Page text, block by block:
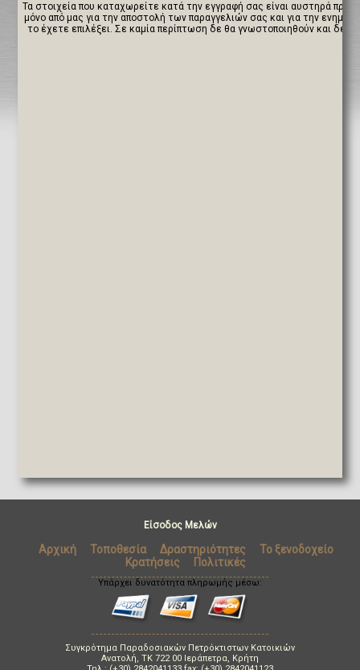
Τα στοιχεία που καταχωρείτε κατά την εγγραφή σας είναι αυστηρά
μόνο από μας για την αποστολή των παραγγελιών σας και για την
το έχετε επιλέξει. Σε καμία περίπτωση δε θα γνωστοποιηθούν και δεν
Είσοδος Μελών
Αρχική Τοποθεσία Δραστηριότητες
Το ξενοδοχείο
Κρατήσεις
Πολιτικές
Υπάρχει δυνατότητα πληρωμής μέσω:
Συγκρότημα Παραδοσιακών Πετρόκτιστων Κατοικιών
Ανατολή, TK 722 00 Ιεράπετρα, Κρήτη